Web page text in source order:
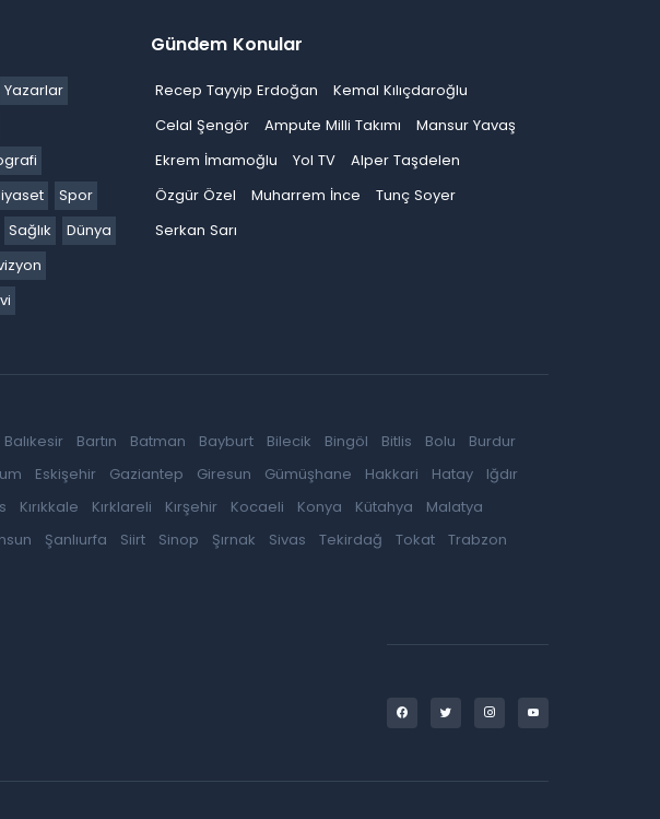
Yazarlar
Spor
Sağlık
Dünya
Gündem Konular
Recep Tayyip Erdoğan
Kemal Kılıçdaroğlu
Celal Şengör
Ampute Milli Takımı
Mansur Yavaş
Ekrem İmamoğlu
Yol TV
Alper Taşdelen
Özgür Özel
Muharrem İnce
Tunç Soyer
Serkan Sarı
Balıkesir Bartın Batman Bayburt Bilecik Bingöl Bitlis Bolu
Burdur
Eskişehir Gaziantep Giresun Gümüşhane Hakkari Hatay
Iğdır
Kırıkkale Kırklareli Kırşehir Kocaeli Konya Kütahya
Malatya
Şanlıurfa Siirt Sinop Şırnak Sivas Tekirdağ Tokat
Trabzon